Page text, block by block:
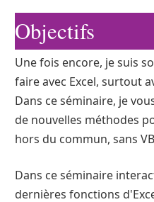
Objectifs
Une fois encore, je suis
faire avec Excel, surtout
Dans ce séminaire, je
de nouvelles méthodes
hors du commun, sans
Dans ce séminaire
dernières fonctions